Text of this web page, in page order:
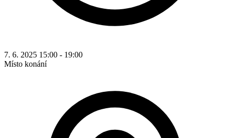
7. 6. 2025 15:00 - 19:00
Místo konání